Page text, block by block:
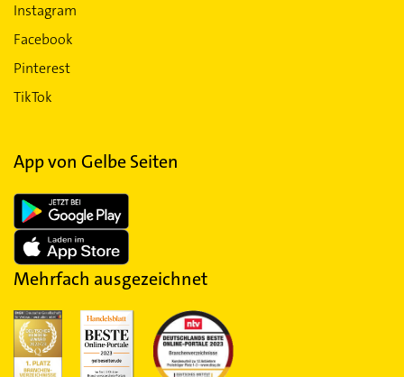
Instagram
Facebook
Pinterest
TikTok
App von Gelbe Seiten
Mehrfach ausgezeichnet